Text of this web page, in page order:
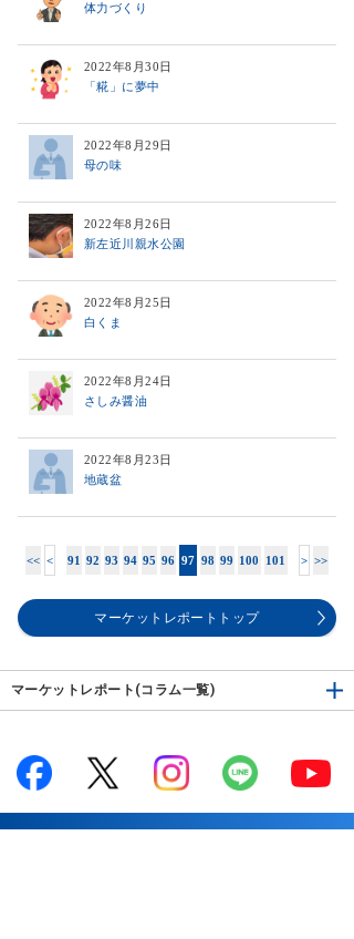
体力づくり
2022年8月30日
「糀」に夢中
2022年8月29日
母の味
2022年8月26日
新左近川親水公園
2022年8月25日
白くま
2022年8月24日
さしみ醤油
2022年8月23日
地蔵盆
<< < 91 92 93 94 95 96 97 98 99 100 101 > >>
マーケットレポートトップ
マーケットレポート(コラム一覧)